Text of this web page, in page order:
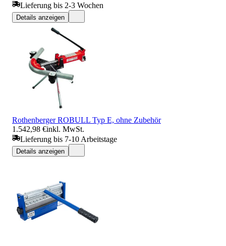
Lieferung bis 2-3 Wochen
Details anzeigen
Rothenberger ROBULL Typ E, ohne Zubehör
1.542,98 €inkl. MwSt.
Lieferung bis 7-10 Arbeitstage
Details anzeigen